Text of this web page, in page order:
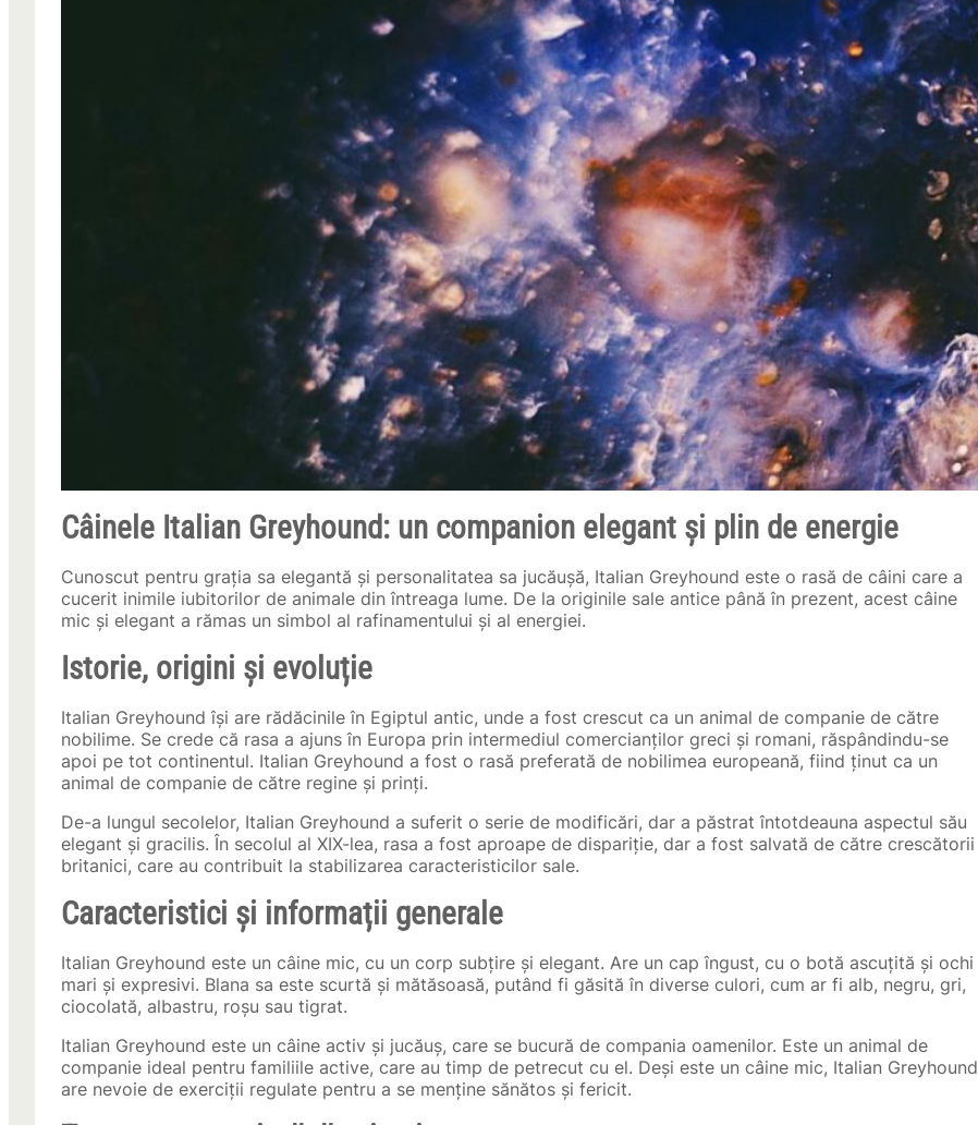
Câinele Italian Greyhound: un companion elegant și plin de energie
Cunoscut pentru grația sa elegantă și personalitatea sa jucăușă, Italian Greyhound este o rasă de câini care a
cucerit inimile iubitorilor de animale din întreaga lume. De la originile sale antice până în prezent, acest câine
mic și elegant a rămas un simbol al rafinamentului și al energiei.
Istorie, origini și evoluție
Italian Greyhound își are rădăcinile în Egiptul antic, unde a fost crescut ca un animal de companie de către
nobilime. Se crede că rasa a ajuns în Europa prin intermediul comercianților greci și romani, răspândindu-se
apoi pe tot continentul. Italian Greyhound a fost o rasă preferată de nobilimea europeană, fiind ținut ca un
animal de companie de către regine și prinți.
De-a lungul secolelor, Italian Greyhound a suferit o serie de modificări, dar a păstrat întotdeauna aspectul său
elegant și gracilis. În secolul al XIX-lea, rasa a fost aproape de dispariție, dar a fost salvată de către crescătorii
britanici, care au contribuit la stabilizarea caracteristicilor sale.
Caracteristici și informații generale
Italian Greyhound este un câine mic, cu un corp subțire și elegant. Are un cap îngust, cu o botă ascuțită și ochi
mari și expresivi. Blana sa este scurtă și mătăsoasă, putând fi găsită în diverse culori, cum ar fi alb, negru, gri,
ciocolată, albastru, roșu sau tigrat.
Italian Greyhound este un câine activ și jucăuș, care se bucură de compania oamenilor. Este un animal de
companie ideal pentru familiile active, care au timp de petrecut cu el. Deși este un câine mic, Italian Greyhound
are nevoie de exerciții regulate pentru a se menține sănătos și fericit.